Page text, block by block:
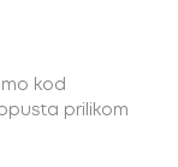
kod
prilikom